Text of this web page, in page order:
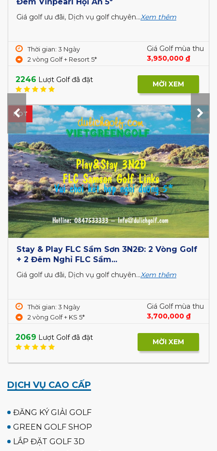
Giá golf ưu đãi, Dịch vụ golf chuyên...Xem thêm
Thời gian: 3 Ngày
Cát Tiến, Thành phố Quy Nhơn,
Giá Golf mùa thu
2,850,000 ₫
1985Lượt Golf đã đặt MỜI XEM
HOT
Stay & Play Ninh Bình - Thanh Hoá 3N2Đ: 3
Thời gian: 3 Ngày
Giá Golf mùa thu
8,900,000 ₫
9,800,000 ₫
2037Lượt Golf đã đặt MỜI XEM
DỊCH VỤ CAO CẤP
ĐĂNG KÝ GIẢI GOLF
GREEN GOLF SHOP
LẮP ĐẶT GOLF 3D